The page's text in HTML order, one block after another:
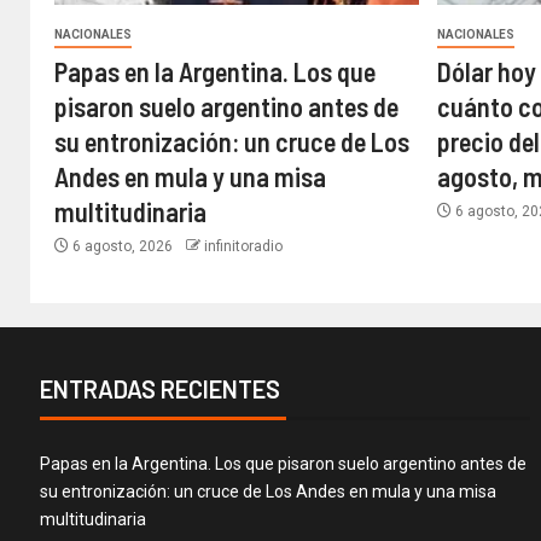
NACIONALES
Papas en la Argentina. Los que
pisaron suelo argentino antes de
su entronización: un cruce de Los
Andes en mula y una misa
multitudinaria
6 agosto, 2026 infinitoradio
NACIONALES
Dólar hoy
cuánto
precio
agosto,
6 agosto,
ENTRADAS RECIENTES
Papas en la Argentina. Los que pisaron suelo argentino antes de
su entronización: un cruce de Los Andes en mula y una misa
multitudinaria